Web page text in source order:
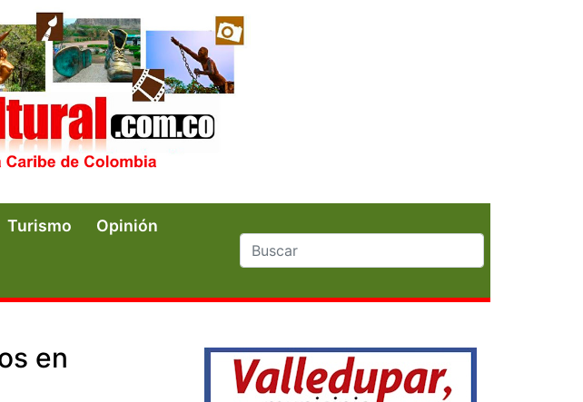
Turismo Opinión
en